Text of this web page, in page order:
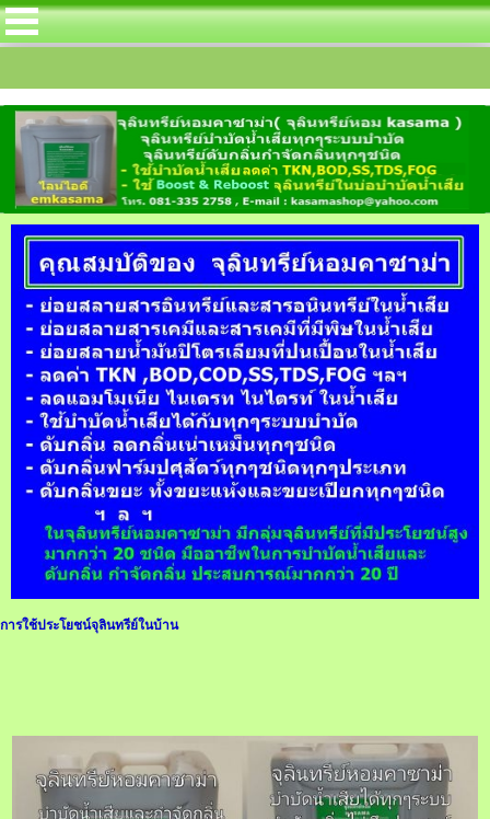
ายอิ้ง สำหรับลดค่า TKN โดยเฉพาะใน
การใช้ประโยชน์จุลินทรีย์ในบ้าน